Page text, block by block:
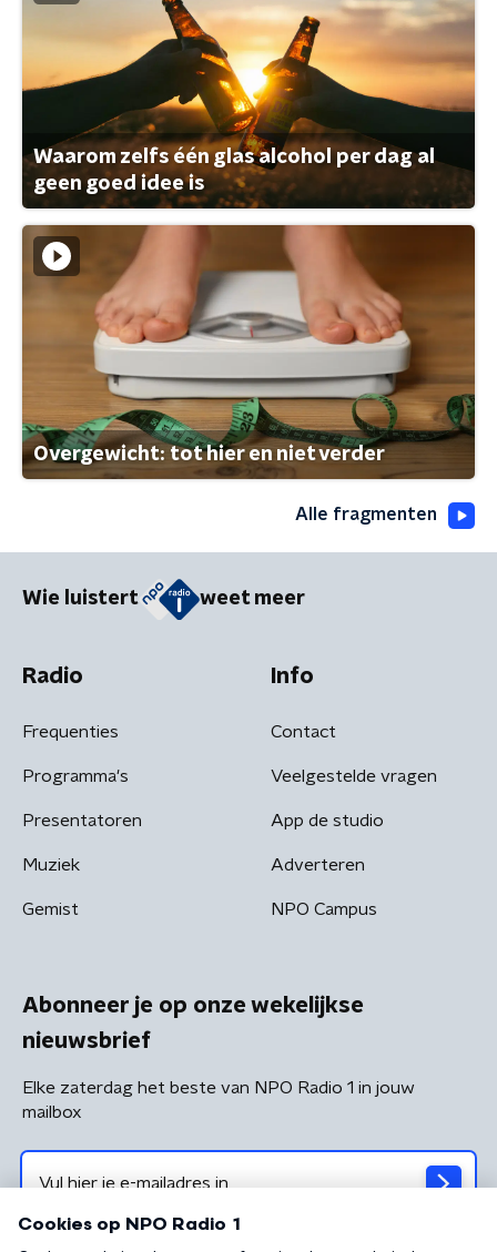
Waarom zelfs één glas alcohol per dag al
geen goed idee is
Overgewicht: tot hier en niet verder
Alle fragmenten
Wie luistert weet meer
Radio
Frequenties
Programma's
Presentatoren
Muziek
Gemist
Info
Contact
Veelgestelde vragen
App de studio
Adverteren
NPO Campus
Abonneer je op onze wekelijkse
nieuwsbrief
Elke zaterdag het beste van NPO Radio 1 in jouw
mailbox